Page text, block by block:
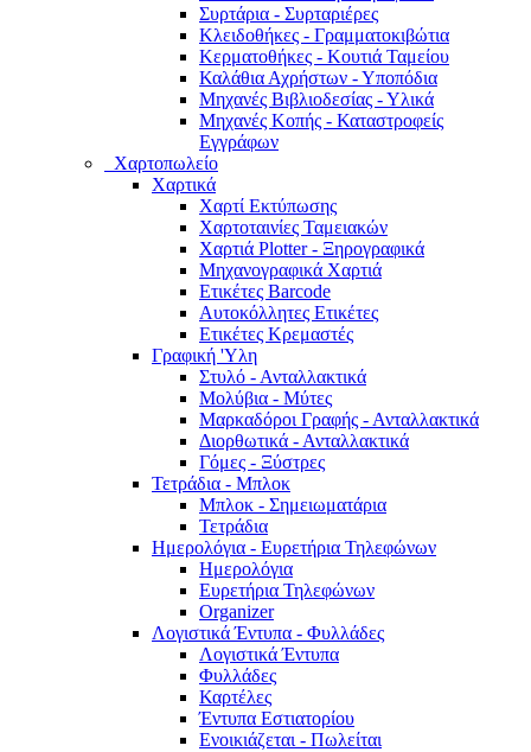
Συρτάρια - Συρταριέρες
Κλειδοθήκες - Γραμματοκιβώτια
Κερματοθήκες - Κουτιά Ταμείου
Καλάθια Αχρήστων - Υποπόδια
Μηχανές Βιβλιοδεσίας - Υλικά
Μηχανές Κοπής - Καταστροφείς
Εγγράφων
Χαρτοπωλείο
Χαρτικά
Χαρτί Εκτύπωσης
Χαρτοταινίες Ταμειακών
Χαρτιά Plotter - Ξηρογραφικά
Μηχανογραφικά Χαρτιά
Ετικέτες Barcode
Αυτοκόλλητες Ετικέτες
Ετικέτες Κρεμαστές
Γραφική 'Yλη
Στυλό - Ανταλλακτικά
Μολύβια - Μύτες
Μαρκαδόροι Γραφής - Ανταλλακτικά
Διορθωτικά - Ανταλλακτικά
Γόμες - Ξύστρες
Τετράδια - Μπλοκ
Μπλοκ - Σημειωματάρια
Τετράδια
Ημερολόγια - Ευρετήρια Τηλεφώνων
Ημερολόγια
Ευρετήρια Τηλεφώνων
Organizer
Λογιστικά Έντυπα - Φυλλάδες
Λογιστικά Έντυπα
Φυλλάδες
Καρτέλες
Έντυπα Εστιατορίου
Ενοικιάζεται - Πωλείται